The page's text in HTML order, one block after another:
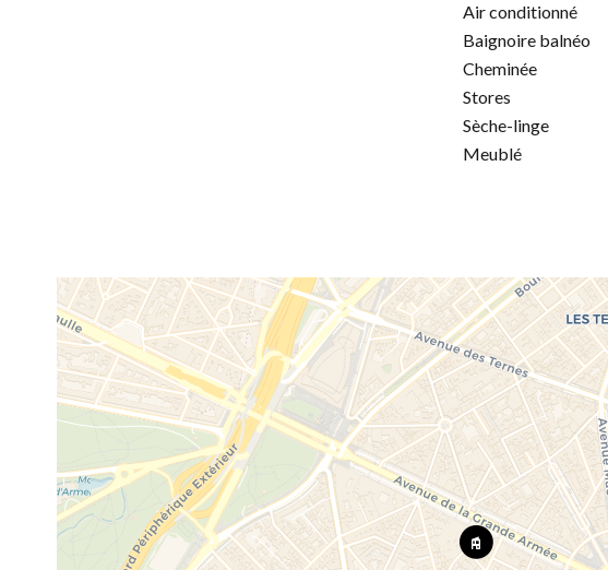
Air conditionné
Baignoire balnéo
Cheminée
Stores
Sèche-linge
Meublé